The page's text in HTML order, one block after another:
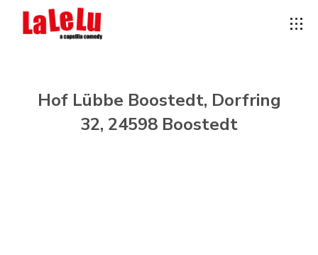
Hof Lübbe Boostedt, Dorfring
32, 24598 Boostedt